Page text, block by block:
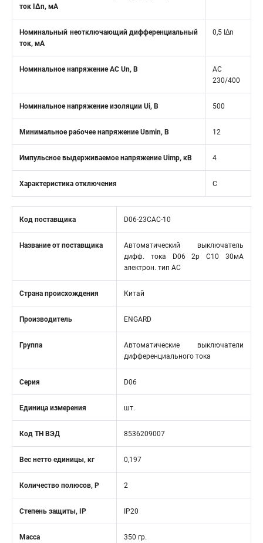
ток IΔn, мА
Номинальный неотключающий дифференциальный
ток, мА
0,5 I∆n
Номинальное напряжение АС Un, В
AC
230/400
Номинальное напряжение изоляции Ui, В 500
Минимальное рабочее напряжение Uвmin, B 12
Импульсное выдерживаемое напряжение Uimp, кВ 4
Характеристика отключения C
Код поставщика D06-23CAC-10
Название от поставщика
Автоматический выключатель
дифф. тока D06 2р C10 30мА
электрон. тип АС
Страна происхождения Китай
Производитель ENGARD
Группа
Автоматические выключатели
дифференциального тока
Серия D06
Единица измерения шт.
Код ТН ВЭД 8536209007
Вес нетто единицы, кг 0,197
Количество полюсов, Р 2
Степень защиты, IP IP20
Масса 350 гр.